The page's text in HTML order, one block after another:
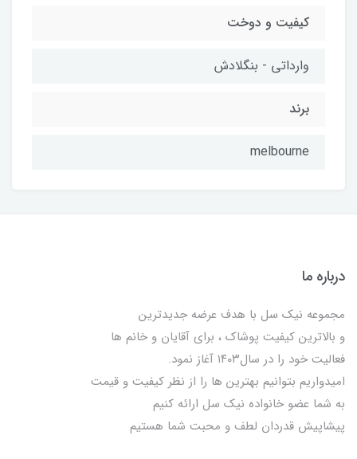
کیفیت و دوخت
وارداتی - بنگلادش
برند
melbourne
درباره ما
مجموعه نیک سل با هدف عرضه جدیدترین
و بالاترین کیفیت پوشاک ، برای آقایان و خانم ها
فعالیت خود را در سال۱۴۰۳ آغاز نمود.
امیدواریم بتوانیم بهترین ها را از نظر کیفیت و قیمت
به شما عضو خانواده نیک سل ارائه کنیم
پیشاپیش قدردان لطف و محبت شما هستیم